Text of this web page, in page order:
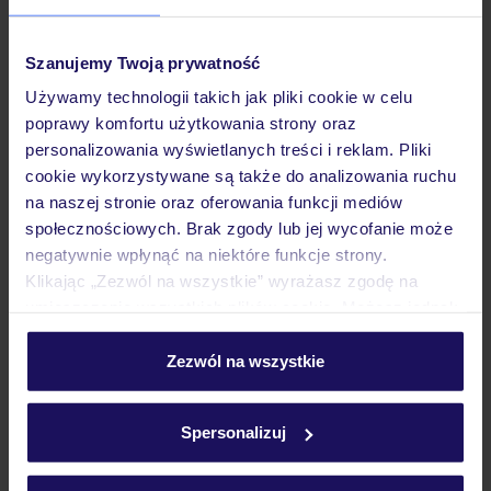
Szanujemy Twoją prywatność
Używamy technologii takich jak pliki cookie w celu
poprawy komfortu użytkowania strony oraz
personalizowania wyświetlanych treści i reklam. Pliki
cookie wykorzystywane są także do analizowania ruchu
na naszej stronie oraz oferowania funkcji mediów
społecznościowych. Brak zgody lub jej wycofanie może
negatywnie wpłynąć na niektóre funkcje strony.
Klikając „Zezwól na wszystkie” wyrażasz zgodę na
personalizować swój wybór wchodząc w zakładkę
Szczegółowe informacje o plikach cookie znajdziesz
Zezwól na wszystkie
Spersonalizuj
Pokoje
Wyżywienie
Atrakcje
Ważne informacje
Często zadawane pytania
Jak zmienić uczestników/osobę zgłaszającą?
Na jakiej podstawie i gdzie otrzymam karty